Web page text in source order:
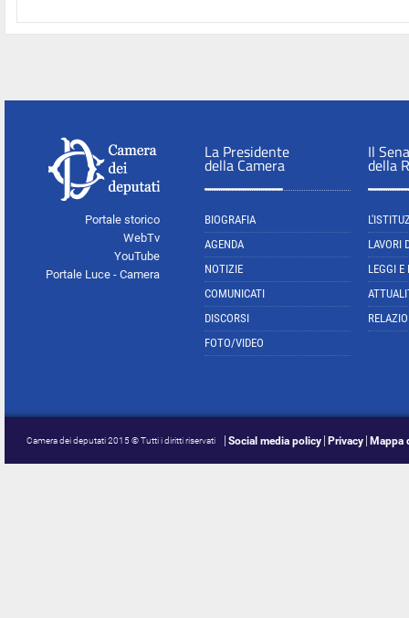
Portale storico
WebTv
YouTube
Portale Luce - Camera
La Presidente
della Camera
BIOGRAFIA
AGENDA
NOTIZIE
COMUNICATI
DISCORSI
FOTO/VIDEO
Il
della
LAVORI
LEGGI E
Camera dei deputati 2015 © Tutti i diritti riservati Social media policy Privacy Mappa